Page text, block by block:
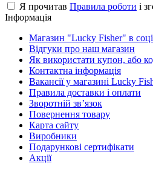
Я прочитав Правила роботи і
Інформація
Магазин "Lucky Fisher" в
Відгуки про наш магазин
Як використати купон, або
Контактна інформація
Вакансії у магазині Lucky
Правила доставки і оплати
Зворотній зв’язок
Повернення товару
Карта сайту
Виробники
Подарункові сертифікати
Акції